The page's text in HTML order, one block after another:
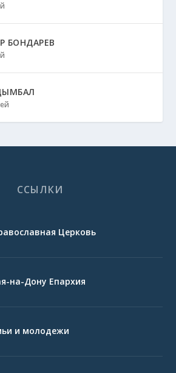
БОНДАРЕВ
ССЫЛКИ
Церковь
на-Дону Епархия
и молодежи